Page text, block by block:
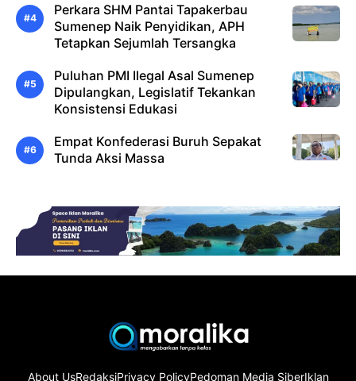
Perkara SHM Pantai Tapakerbau
Sumenep Naik Penyidikan, APH
Tetapkan Sejumlah Tersangka
Puluhan PMI Ilegal Asal Sumenep
Dipulangkan, Legislatif Tekankan
Konsistensi Edukasi
Empat Konfederasi Buruh Sepakat
Tunda Aksi Massa
About UsRedaksiPrivacy PolicyPedoman Media SiberIklan